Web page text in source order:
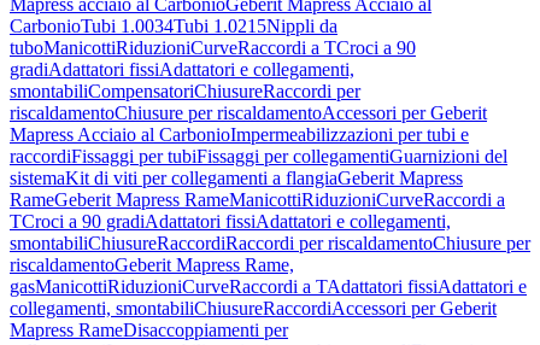
Mapress acciaio al CarbonioGeberit Mapress Acciaio al
CarbonioTubi 1.0034Tubi 1.0215Nippli da
tuboManicottiRiduzioniCurveRaccordi a TCroci a 90
gradiAdattatori fissiAdattatori e collegamenti,
smontabiliCompensatoriChiusureRaccordi per
riscaldamentoChiusure per riscaldamentoAccessori per Geberit
Mapress Acciaio al CarbonioImpermeabilizzazioni per tubi e
raccordiFissaggi per tubiFissaggi per collegamentiGuarnizioni del
sistemaKit di viti per collegamenti a flangiaGeberit Mapress
RameGeberit Mapress RameManicottiRiduzioniCurveRaccordi a
TCroci a 90 gradiAdattatori fissiAdattatori e collegamenti,
smontabiliChiusureRaccordiRaccordi per riscaldamentoChiusure per
riscaldamentoGeberit Mapress Rame,
gasManicottiRiduzioniCurveRaccordi a TAdattatori fissiAdattatori e
collegamenti, smontabiliChiusureRaccordiAccessori per Geberit
Mapress RameDisaccoppiamenti per